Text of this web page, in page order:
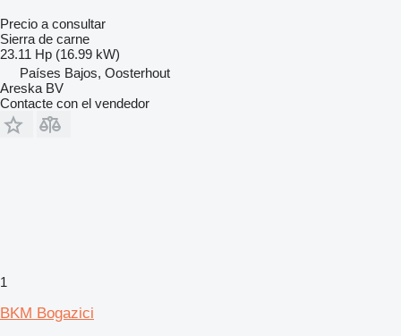
Precio a consultar
Sierra de carne
23.11 Hp (16.99 kW)
Países Bajos, Oosterhout
Areska BV
Contacte con el vendedor
1
BKM Bogazici